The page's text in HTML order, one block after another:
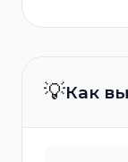
💡Как